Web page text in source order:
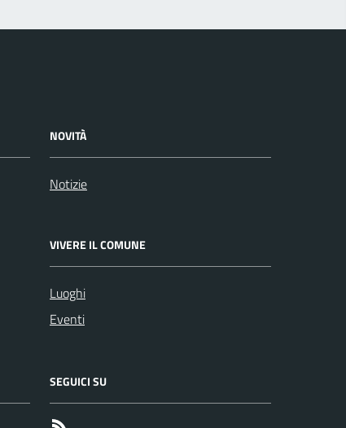
NOVITÀ
Notizie
VIVERE IL COMUNE
Luoghi
Eventi
SEGUICI SU